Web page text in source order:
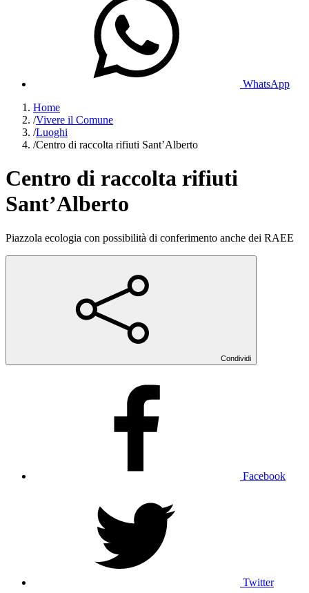
WhatsApp
Home
/Vivere il Comune
/Luoghi
/Centro di raccolta rifiuti Sant’Alberto
Centro di raccolta rifiuti
Sant’Alberto
Piazzola ecologia con possibilità di conferimento anche dei RAEE
Condividi
Facebook
Twitter